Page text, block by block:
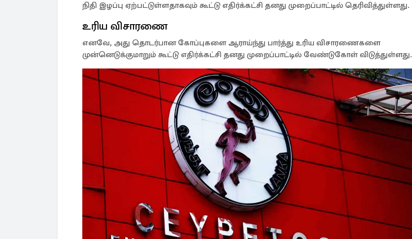
நிதி இழப்பு ஏற்பட்டுள்ளதாகவும் கூட்டு எதிர்க்கட்சி தனது முறைப்பாட்டில் தெரிவித்துள்ளது.
உரிய விசாரணை
எனவே, அது தொடர்பான கோப்புகளை ஆராய்ந்து பார்த்து உரிய விசாரணைகளை
முன்னெடுக்குமாறும் கூட்டு எதிர்க்கட்சி தனது முறைப்பாட்டில் வேண்டுகோள் விடுத்துள்ளது.